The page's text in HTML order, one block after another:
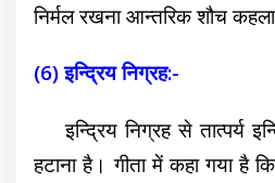
निर्मल रखना आन्तरिक शौच
(6) इन्द्रिय निग्रह:-
इन्द्रिय निग्रह से तात्पर्य
हटाना है। गीता में कहा गया है